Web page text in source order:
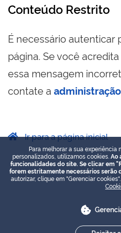
Conteúdo Restrito
É necessário autenticar
página. Se você
essa mensagem
contate a
Ir para a página inicial
Para melhorar a sua experiência
personalizados, utilizamos cookies. Ao
funcionalidades do site. Se clicar em
forem estritamente necessários serão
autorizar, clique em "Gerenciar